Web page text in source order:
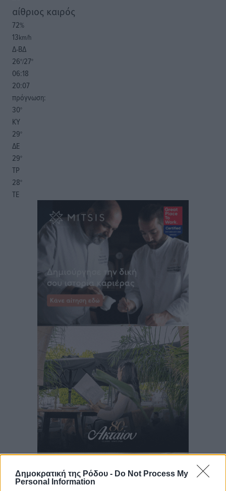
Δημοκρατική της Ρόδου - Do Not Process My
Personal Information
αίθριος καιρός
72%
13km/h
Δ-ΒΔ
26°/27°
06:18
20:07
πρόγνωση:
30°
ΚΥ
29°
ΔΕ
29°
ΤΡ
28°
ΤΕ